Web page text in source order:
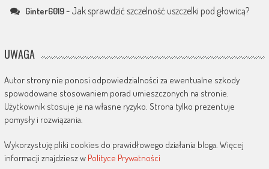
Ginter6019- Jak sprawdzić szczelność uszczelki pod głowicą?
UWAGA
Autor strony nie ponosi odpowiedzialności za ewentualne szkody
spowodowane stosowaniem porad umieszczonych na stronie.
Użytkownik stosuje je na własne ryzyko. Strona tylko prezentuje
pomysły i rozwiązania.
Wykorzystuję pliki cookies do prawidłowego działania bloga. Więcej
informacji znajdziesz w Polityce Prywatności